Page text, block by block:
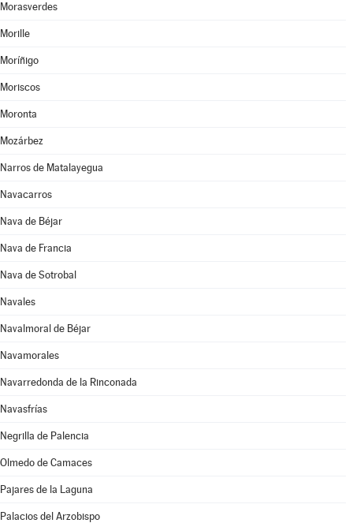
Morasverdes
Morille
Moríñigo
Moriscos
Moronta
Mozárbez
Narros de Matalayegua
Navacarros
Nava de Béjar
Nava de Francia
Nava de Sotrobal
Navales
Navalmoral de Béjar
Navamorales
Navarredonda de la Rinconada
Navasfrías
Negrilla de Palencia
Olmedo de Camaces
Pajares de la Laguna
Palacios del Arzobispo